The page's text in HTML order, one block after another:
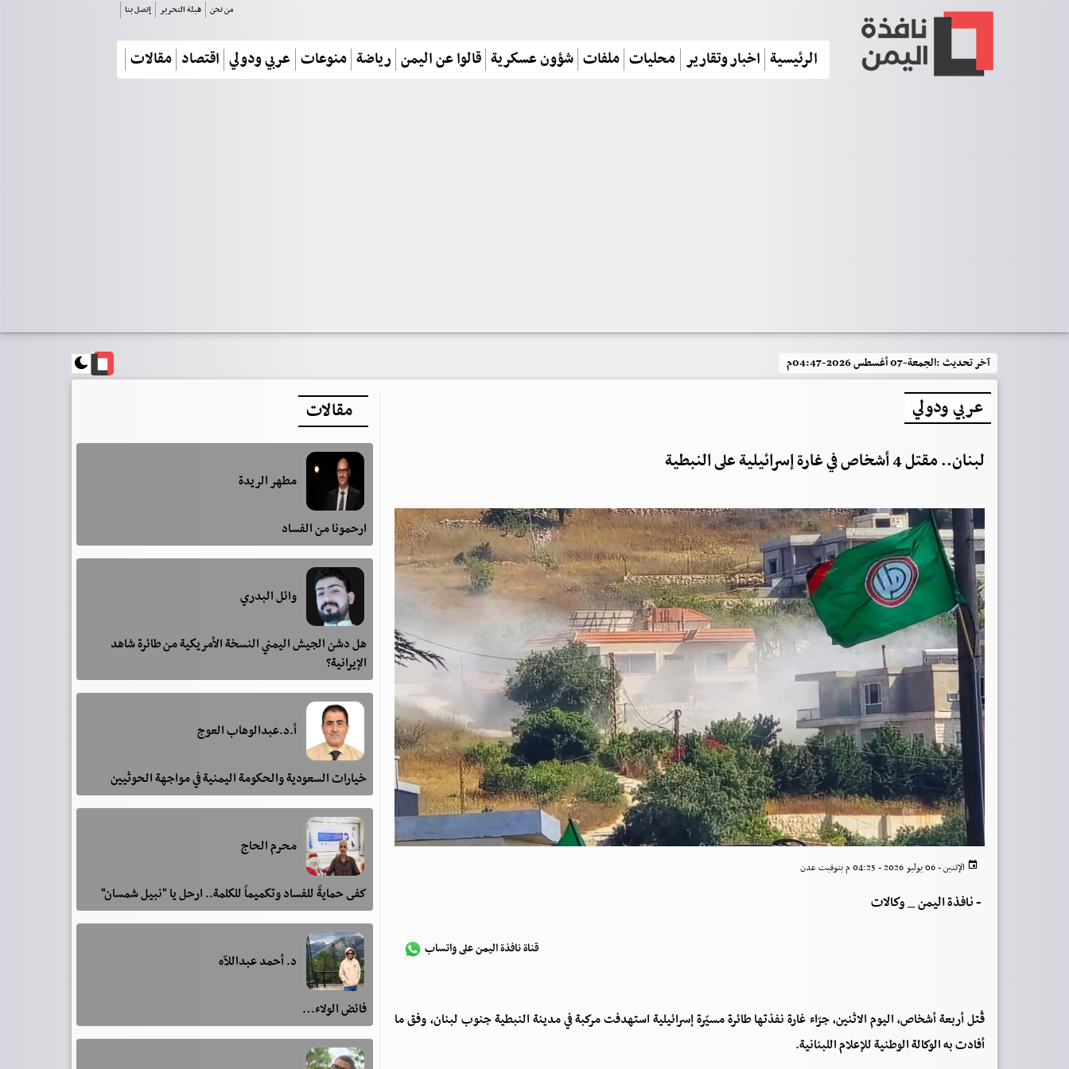
من نحن هيئة التحرير إتصل بنا
الرئيسية اخبار وتقارير محليات ملفات شؤون عسكرية قالوا عن اليمن رياضة منوعات عربي ودولي اقتصاد مقالات
آخر تحديث :الجمعة-07 أغسطس 2026-04:47م
عربي ودولي
لبنان.. مقتل 4 أشخاص في غارة إسرائيلية على النبطية
الإثنين - 06 يوليو 2026 - 04:25 م بتوقيت عدن
-نافذة اليمن _ وكالات
قناة نافذة اليمن على واتساب
قُتل أربعة أشخاص، اليوم الاثنين، جرّاء غارة نفذتها طائرة مسيّرة إسرائيلية استهدفت مركبة في مدينة النبطية جنوب لبنان، وفق ما
أفادت به الوكالة الوطنية للإعلام اللبنانية.
مقالات
مطهر الريدة
ارحمونا من الفساد
وائل البدري
هل دشن الجيش اليمني النسخة الأمريكية من طائرة شاهد
الإيرانية؟
أ.د.عبدالوهاب العوج
خيارات السعودية والحكومة اليمنية في مواجهة الحوثيين
محرم الحاج
كفى حمايةً للفساد وتكميماً للكلمة.. ارحل يا "نبيل شمسان"
د. أحمد عبداللآه
فائض الولاء…